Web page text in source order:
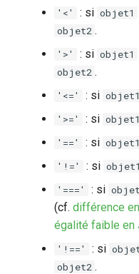
Helper divide
Exemple d'utilisation
helper divide
Helpers chaînes de
Helper concat
Exemples
helper concat
Helper lowercase
'<' : si objet1
objet2 .
'>' : si objet1
objet2 .
'<=' : si objet1
'>=' : si objet1
'==' : si objet1
'!=' : si objet1
'===' : si
(cf. différence
égalité faible en
'!==' : si
objet2 .